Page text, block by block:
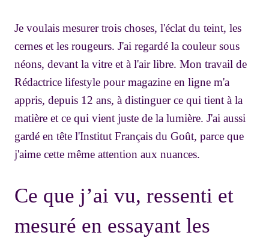
Je voulais mesurer trois choses, l'éclat du teint, les
cernes et les rougeurs. J'ai regardé la couleur sous
néons, devant la vitre et à l'air libre. Mon travail de
Rédactrice lifestyle pour magazine en ligne m'a
appris, depuis 12 ans, à distinguer ce qui tient à la
matière et ce qui vient juste de la lumière. J'ai aussi
gardé en tête l'Institut Français du Goût, parce que
j'aime cette même attention aux nuances.
Ce que j’ai vu, ressenti et
mesuré en essayant les